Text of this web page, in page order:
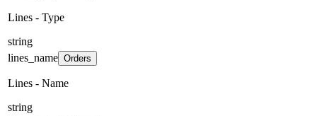
Lines - Type
string
lines_name Orders
Lines - Name
string